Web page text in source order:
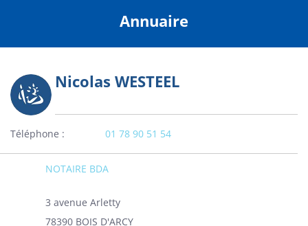
Annuaire
Photo Nicolas WESTEEL
Téléphone 01 78 90 51 54
NOTAIRE BDA
3 avenue Arletty
78390 BOIS D'ARCY